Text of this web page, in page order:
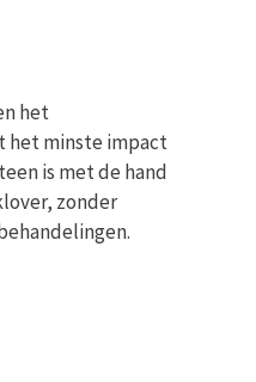
het
het minste impact
is met de hand
zonder